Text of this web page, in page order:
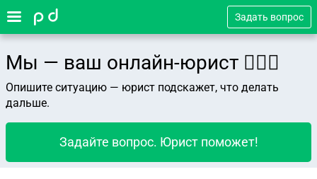
Задать вопрос
Мы — ваш онлайн-юрист 👨🏻‍⚖️
Опишите ситуацию — юрист подскажет, что делать
дальше.
Задайте вопрос. Юрист поможет!